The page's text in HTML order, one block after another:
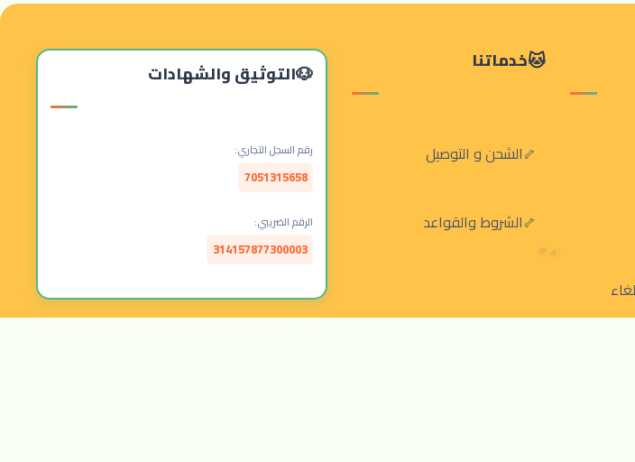
خدماتنا
الشحن و التوصيل
الشروط والقواعد
التوثيق والشهادات
رقم السجل التجاري:
7051315658
الرقم الضريبي:
314157877300003